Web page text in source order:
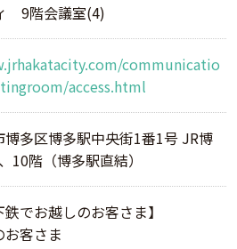
9階会議室(4)
communicatio
access.html
多区博多駅中央街1番1号 JR博
10階（博多駅直結）
鉄でお越しのお客さま】
客さま